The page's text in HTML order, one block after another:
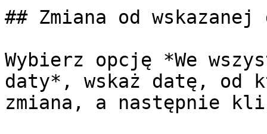
## Zmiana od wskazanej
Wybierz opcję *We
daty*, wskaż datę, od
zmiana, a następnie